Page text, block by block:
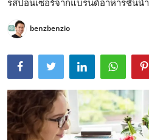
รสปอนเซอร์จากแบรนด์อาหารชั้นนำ
benzbenzio